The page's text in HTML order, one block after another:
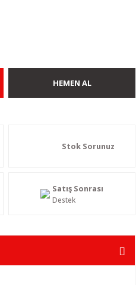
HEMEN AL
Stok Sorunuz
Satış Sonrası
Destek